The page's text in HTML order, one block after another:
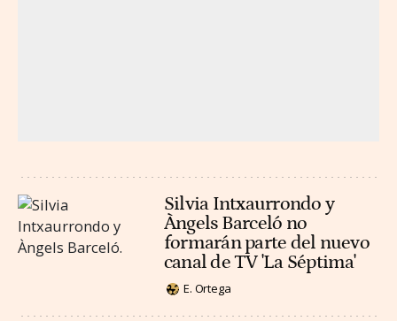
Silvia Intxaurrondo y
Àngels Barceló no
formarán parte del nuevo
canal de TV 'La Séptima'
E. Ortega